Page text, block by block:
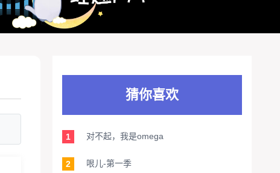
猜你喜欢
1 对不起，我是omega
2 哏儿-第一季